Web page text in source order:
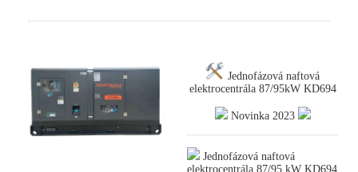
Jednofázová naftová
elektrocentrála 87/95kW KD694
Novinka 2023
Jednofázová naftová
elektrocentrála 87/95 kW KD694